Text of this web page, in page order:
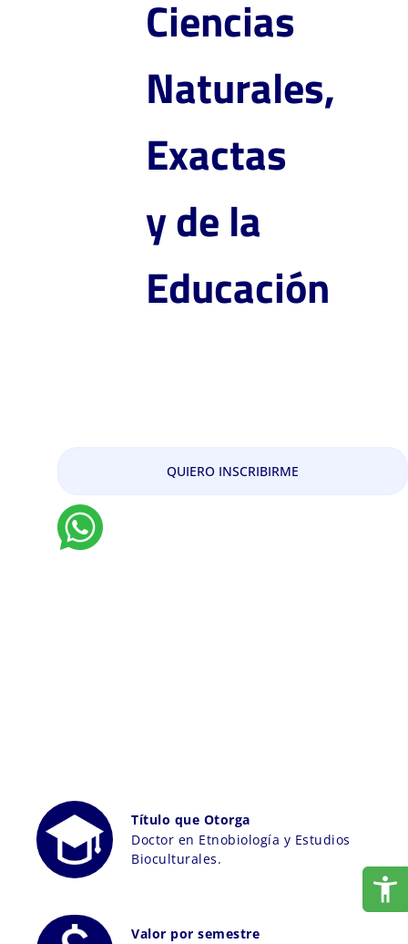
Ciencias
Naturales,
Exactas
y de la
Educación
QUIERO INSCRIBIRME
Título que Otorga
Doctor en Etnobiología y Estudios
Bioculturales.
Valor por semestre